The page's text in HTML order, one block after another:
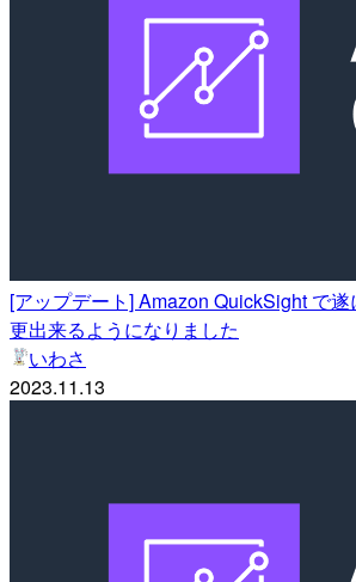
[アップデート] Amazon QuickSight で
更出来るようになりました
いわさ
2023.11.13